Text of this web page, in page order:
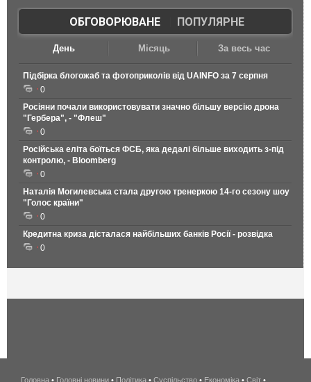
ОБГОВОРЮВАНЕ| ПОПУЛЯРНЕ
День Місяць За весь час
Підбірка блогожаб та фотоприколів від UAINFO за 7 серпня
0
Росіяни почали використовувати значно більшу версію дрона
"Гербера", - "Флеш"
0
Російська еліта боїться ФСБ, яка дедалі більше виходить з-під
контролю, - Bloomberg
0
Наталія Могилевська стала другою тренеркою 14-го сезону шоу
"Голос країни"
0
Кредитна криза дісталася найбільших банків Росії - розвідка
0
беспроводной
Головна • Головні новини • Політика • Суспільство • Економіка • Світ •